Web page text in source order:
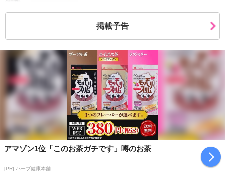
食塩相当量 0.18g
直射日光、高温多湿を避けてください。
開封後は、出来るだけお早めにお召し上がりください。
※開封後は冷蔵（10℃以下）にて保管の上、お早めにお召し上が
りください。
注意事項
【賞味・消費期限のある商品について】
商品到着時点でのお日持ち期間は、配送日数などにより異なります
のでご了承ください。
【キャンセルについて】
掲載予告
アマゾン1位「このお茶ガチです」噂のお茶
[PR] ハーブ健康本舗